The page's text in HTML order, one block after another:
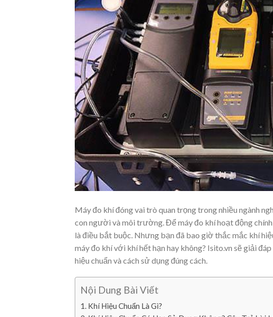
Máy đo khí đóng vai trò quan trọng trong nhiều ngành
con người và môi trường. Để máy đo khí hoạt động
là điều bắt buộc. Nhưng bạn đã bao giờ thắc mắc khí
máy đo khí với khí hết hạn hay không? Isito.vn sẽ giải
hiệu chuẩn và cách sử dụng đúng cách.
Nội Dung Bài Viết
Khí Hiệu Chuẩn Là Gì?